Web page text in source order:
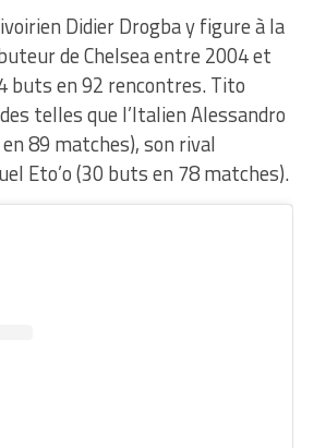
Didier Drogba y figure à la
de Chelsea entre 2004 et
buts en 92 rencontres. Tito
telles que l’Italien Alessandro
89 matches), son rival
Eto’o (30 buts en 78 matches).